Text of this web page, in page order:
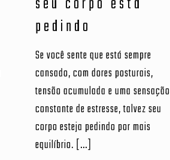
pedindo
Se você sente que está sempre
cansado, com dores posturais,
tensão acumulada e uma sensação
constante de estresse, talvez seu
corpo esteja pedindo por mais
equilíbrio. […]